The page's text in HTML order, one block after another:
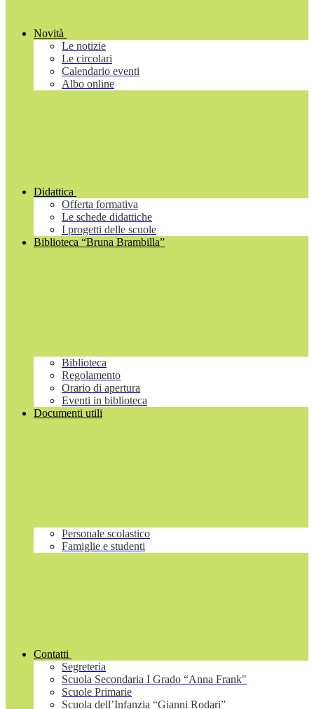
Novità
Le notizie
Le circolari
Calendario eventi
Albo online
Didattica
Offerta formativa
Le schede didattiche
I progetti delle scuole
Biblioteca “Bruna Brambilla”
Biblioteca
Regolamento
Orario di apertura
Eventi in biblioteca
Documenti utili
Personale scolastico
Famiglie e studenti
Contatti
Segreteria
Scuola Secondaria I Grado “Anna Frank"
Scuole Primarie
Scuola dell’Infanzia “Gianni Rodari”